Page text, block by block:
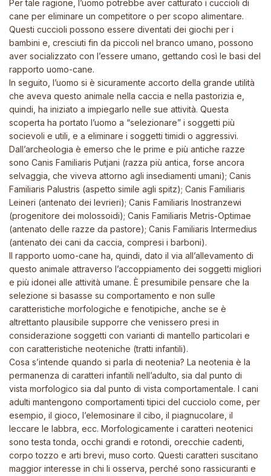
Per tale ragione, l’uomo potrebbe aver catturato i cuccioli di
cane per eliminare un competitore o per scopo alimentare.
Questi cuccioli possono essere diventati dei giochi per i
bambini e, cresciuti fin da piccoli nel branco umano, possono
aver socializzato con l’essere umano, gettando così le basi del
rapporto uomo-cane.
In seguito, l’uomo si è sicuramente accorto della grande utilità
che aveva questo animale nella caccia e nella pastorizia e,
quindi, ha iniziato a impiegarlo nelle sue attività. Questa
scoperta ha portato l’uomo a “selezionare” i soggetti più
socievoli e utili, e a eliminare i soggetti timidi o aggressivi.
Dall’archeologia è emerso che le prime e più antiche razze
sono Canis Familiaris Putjani (razza più antica, forse ancora
selvaggia, che viveva attorno agli insediamenti umani); Canis
Familiaris Palustris (aspetto simile agli spitz); Canis Familiaris
Leineri (antenato dei levrieri); Canis Familiaris Inostranzewi
(progenitore dei molossoidi); Canis Familiaris Metris-Optimae
(antenato delle razze da pastore); Canis Familiaris Intermedius
(antenato dei cani da caccia, compresi i barboni).
Il rapporto uomo-cane ha, quindi, dato il via all’allevamento di
questo animale attraverso l’accoppiamento dei soggetti migliori
e più idonei alle attività umane. È presumibile pensare che la
selezione si basasse su comportamento e non sulle
caratteristiche morfologiche e fenotipiche, anche se è
altrettanto plausibile supporre che venissero presi in
considerazione soggetti con varianti di mantello particolari e
con caratteristiche neoteniche (tratti infantili).
Cosa s’intende quando si parla di neotenia? La neotenia è la
permanenza di caratteri infantili nell’adulto, sia dal punto di
vista morfologico sia dal punto di vista comportamentale. I cani
adulti mantengono comportamenti tipici del cucciolo come, per
esempio, il gioco, l’elemosinare il cibo, il piagnucolare, il
leccare le labbra, ecc. Morfologicamente i caratteri neotenici
sono testa tonda, occhi grandi e rotondi, orecchie cadenti,
corpo tozzo e arti brevi, muso corto. Questi caratteri suscitano
maggior interesse in chi li osserva, perché sono rassicuranti e